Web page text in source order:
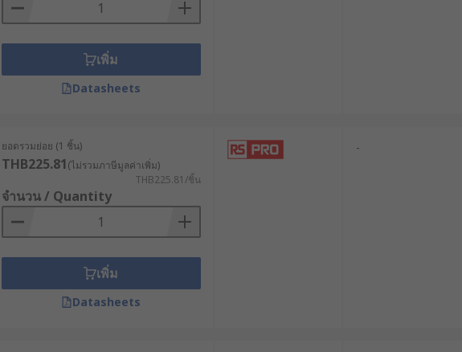
เพิ่ม
Datasheets
ยอดรวมย่อย (1 ชิ้น)
THB225.81(ไม่รวมภาษีมูลค่าเพิ่ม)
THB225.81/ชิ้น
จำนวน / Quantity
เพิ่ม
Datasheets
-